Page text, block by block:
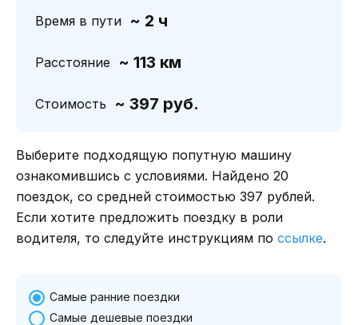
Время в пути ~ 2 ч
Расстояние ~ 113 км
Стоимость ~ 397 руб.
Выберите подходящую попутную машину
ознакомившись с условиями. Найдено 20
поездок, со средней стоимостью 397 рублей.
Если хотите предложить поездку в роли
водителя, то следуйте инструкциям по ссылке.
Самые ранние поездки
Самые дешевые поездки